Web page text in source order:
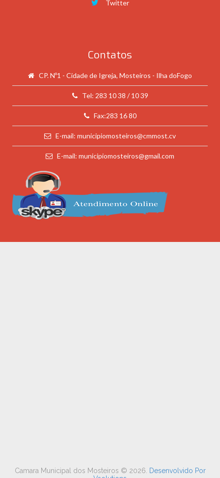
Twitter
Contatos
CP. Nº1 - Cidade de Igreja, Mosteiros - Ilha doFogo
Tel: 283 10 38 / 10 39
Fax:283 16 80
E-mail: municipiomosteiros@cmmost.cv
E-mail: municipiomosteiros@gmail.com
Camara Municipal dos Mosteiros © 2026
Desenvolvido Por